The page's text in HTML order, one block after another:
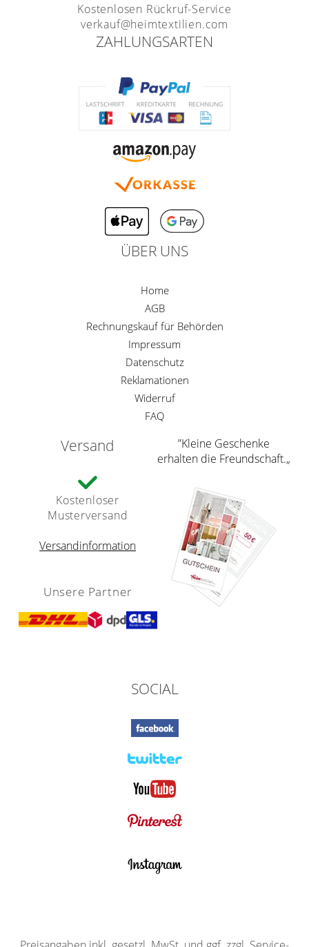
Kostenlosen Rückruf-Service
verkauf@heimtextilien.com
ZAHLUNGSARTEN
ÜBER UNS
Home
AGB
Rechnungskauf für Behörden
Impressum
Datenschutz
Reklamationen
Widerruf
FAQ
Versand
Kostenloser
Musterversand
Versandinformation
Unsere Partner
”Kleine Geschenke
erhalten die Freundschaft.„
SOCIAL